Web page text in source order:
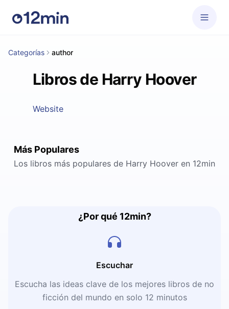
Categorías author
Libros de Harry Hoover
Website
Más Populares
Los libros más populares de Harry Hoover en 12min
¿Por qué 12min?
Escuchar
Escucha las ideas clave de los mejores libros de no
ficción del mundo en solo 12 minutos